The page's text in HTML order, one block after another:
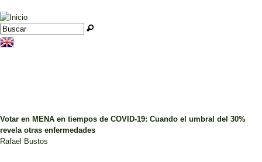
Jump to navigation
Formulario de búsqueda
Buscar
Votar en MENA en tiempos de COVID-19: Cuando el umbral del 30%
revela otras enfermedades
Rafael Bustos